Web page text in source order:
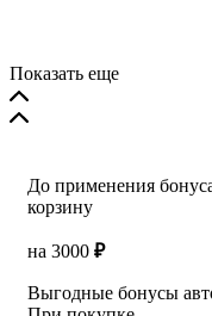
Показать еще
До применения
корзину
на 3000 ₽
Выгодные бонусы